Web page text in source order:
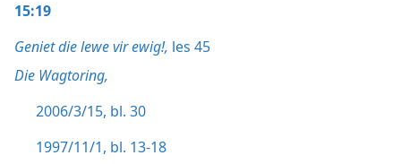
15:19
Geniet die lewe vir ewig!, les 45
Die Wagtoring,
2006/3/15, bl. 30
1997/11/1, bl. 13-18